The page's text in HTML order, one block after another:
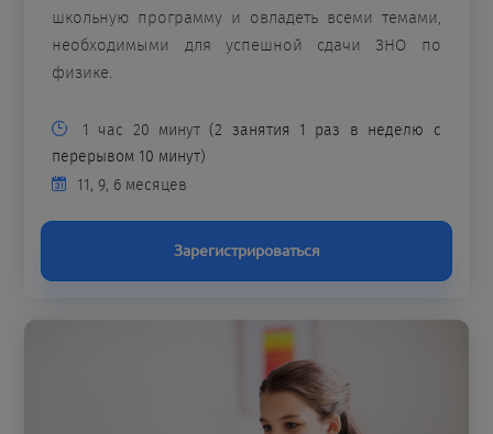
школьную программу и овладеть всеми темами,
необходимыми для успешной сдачи ЗНО по
физике.
1 час 20 минут(2 занятия 1 раз в неделю с
перерывом 10 минут)
11, 9, 6 месяцев
Зарегистрироваться